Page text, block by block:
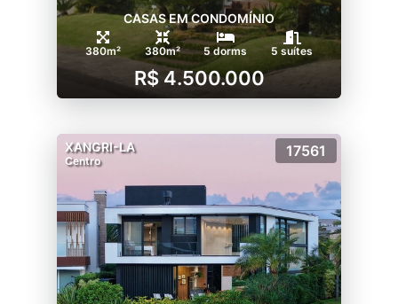
CASAS EM CONDOMÍNIO
380m² 380m² 5 dorms 5 suítes
R$ 4.500.000
XANGRI-LA
Centro
17561